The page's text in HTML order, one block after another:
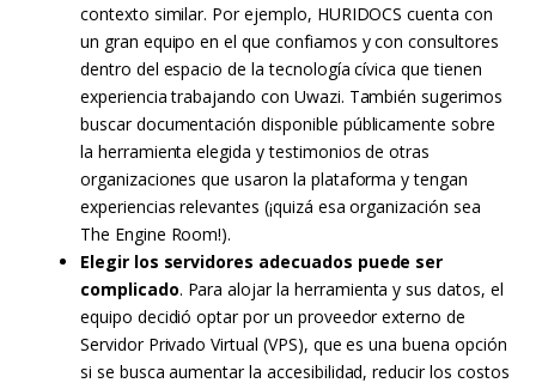
contexto similar. Por ejemplo, HURIDOCS cuenta con
un gran equipo en el que confiamos y con consultores
dentro del espacio de la tecnología cívica que tienen
experiencia trabajando con Uwazi. También sugerimos
buscar documentación disponible públicamente sobre
la herramienta elegida y testimonios de otras
organizaciones que usaron la plataforma y tengan
experiencias relevantes (¡quizá esa organización sea
The Engine Room!).
Elegir los servidores adecuados puede ser
complicado. Para alojar la herramienta y sus datos, el
equipo decidió optar por un proveedor externo de
Servidor Privado Virtual (VPS), que es una buena opción
si se busca aumentar la accesibilidad, reducir los costos